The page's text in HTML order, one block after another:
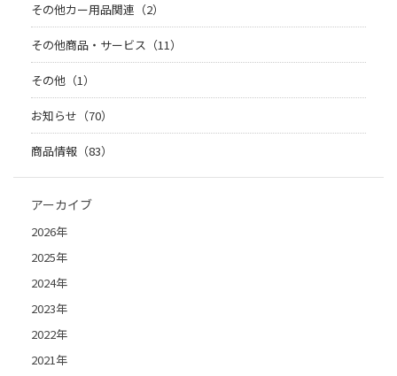
その他カー用品関連（2）
その他商品・サービス（11）
その他（1）
お知らせ（70）
商品情報（83）
アーカイブ
2026年
2025年
2024年
2023年
2022年
2021年